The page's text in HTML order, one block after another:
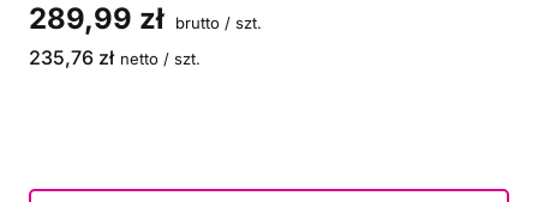
289,99 zł brutto / szt.
235,76 zł netto / szt.